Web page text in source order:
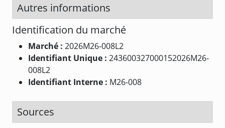
Autres informations
Identification du marché
Marché : 2026M26-008L2
Identifiant Unique : 243600327000152026M26-
008L2
Identifiant Interne : M26-008
Sources